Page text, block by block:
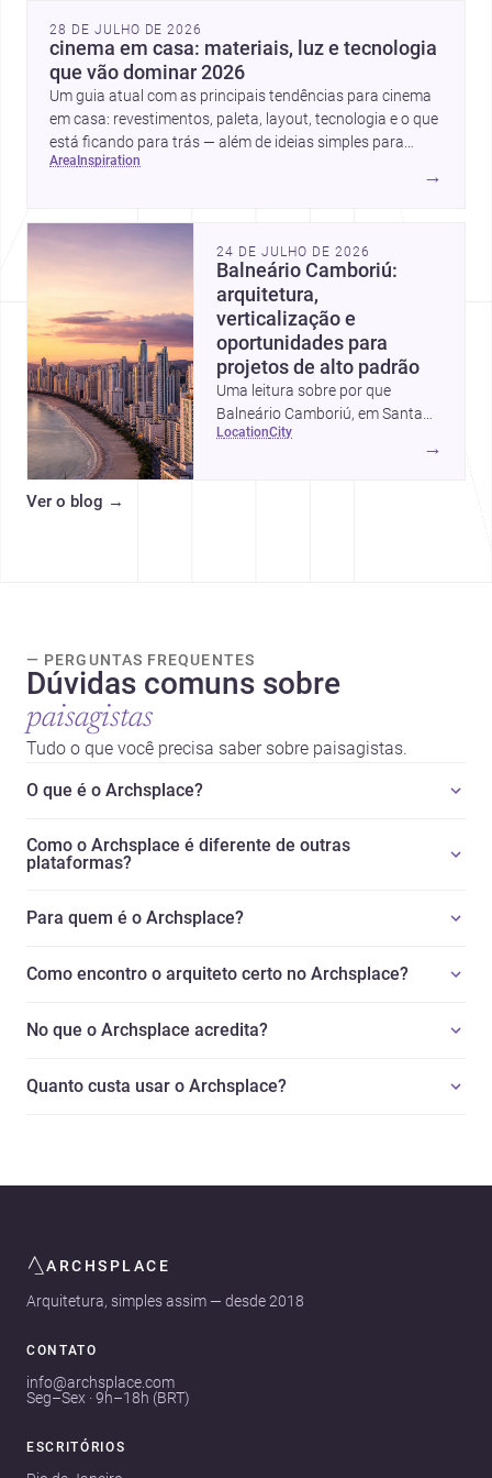
28 DE JULHO DE 2026
cinema em casa: materiais, luz e tecnologia
que vão dominar 2026
Um guia atual com as principais tendências para cinema
em casa: revestimentos, paleta, layout, tecnologia e o que
está ficando para trás — além de ideias simples para
atualizar sem reforma completa.
area inspiration
→
24 DE JULHO DE 2026
Balneário Camboriú:
arquitetura,
verticalização e
oportunidades para
projetos de alto padrão
Uma leitura sobre por que
Balneário Camboriú, em Santa
Catarina, virou referência em
location city
→
Ver o blog →
— PERGUNTAS FREQUENTES
Dúvidas comuns sobre
paisagistas
Tudo o que você precisa saber sobre paisagistas.
O que é o Archsplace?
Como o Archsplace é diferente de outras
plataformas?
Para quem é o Archsplace?
Como encontro o arquiteto certo no Archsplace?
No que o Archsplace acredita?
Quanto custa usar o Archsplace?
ARCHSPLACE
Arquitetura, simples assim — desde 2018
CONTATO
info@archsplace.com
Seg–Sex · 9h–18h (BRT)
ESCRITÓRIOS